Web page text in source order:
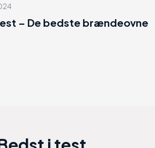
– De bedste brændeovne